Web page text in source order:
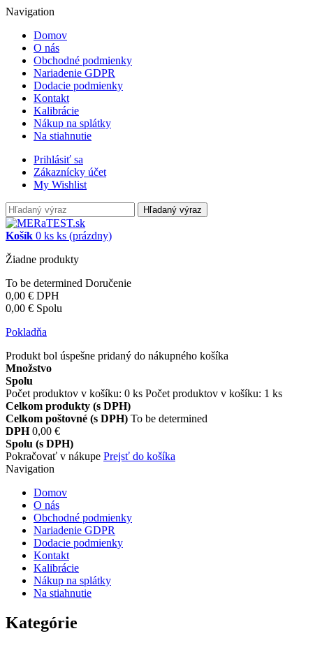
Navigation
Domov
O nás
Obchodné podmienky
Nariadenie GDPR
Dodacie podmienky
Kontakt
Kalibrácie
Nákup na splátky
Na stiahnutie
Prihlásiť sa
Zákaznícky účet
My Wishlist
Hľadaný výraz
Košík 0 ks ks (prázdny)
Žiadne produkty
To be determined Doručenie
0,00 € DPH
0,00 € Spolu
Pokladňa
Produkt bol úspešne pridaný do nákupného košíka
Množstvo
Spolu
Počet produktov v košíku: 0 ks Počet produktov v košíku: 1 ks
Celkom produkty (s DPH)
Celkom poštovné (s DPH) To be determined
DPH 0,00 €
Spolu (s DPH)
Pokračovať v nákupe Prejsť do košíka
Navigation
Domov
O nás
Obchodné podmienky
Nariadenie GDPR
Dodacie podmienky
Kontakt
Kalibrácie
Nákup na splátky
Na stiahnutie
Kategórie